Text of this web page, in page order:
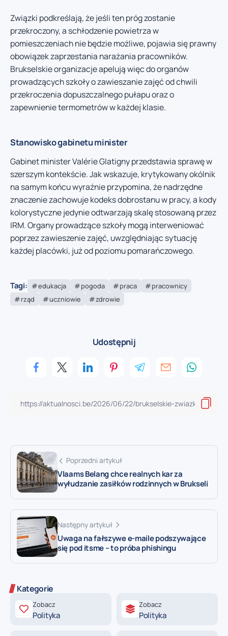
Związki podkreślają, że jeśli ten próg zostanie
przekroczony, a schłodzenie powietrza w
pomieszczeniach nie będzie możliwe, pojawia się prawny
obowiązek zaprzestania narażania pracowników.
Brukselskie organizacje apelują więc do organów
prowadzących szkoły o zawieszanie zajęć od chwili
przekroczenia dopuszczalnego pułapu oraz o
zapewnienie termometrów w każdej klasie.
Stanowisko gabinetu minister
Gabinet minister Valérie Glatigny przedstawia sprawę w
szerszym kontekście. Jak wskazuje, krytykowany okólnik
na samym końcu wyraźnie przypomina, że nadrzędne
znaczenie zachowuje kodeks dobrostanu w pracy, a kody
kolorystyczne jedynie odtwarzają skalę stosowaną przez
IRM. Organy prowadzące szkoły mogą interweniować
poprzez zawieszenie zajęć, uwzględniając sytuację
każdej placówki, już od poziomu pomarańczowego.
Tagi: edukacja pogoda praca
pracownicy
rząd
uczniowie zdrowie
Udostępnij
Poprzedni artykuł
Vlaams Belang chce realnych kar za
wyłudzanie zasiłków rodzinnych w Brukseli
Następny artykuł
Uwaga na fałszywe e-maile podszywające
się pod itsme – to próba phishingu
Kategorie
Zobacz
Polityka
Zobacz
Polityka